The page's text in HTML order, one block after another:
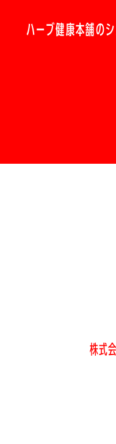
ハーブ健康本舗の
株式